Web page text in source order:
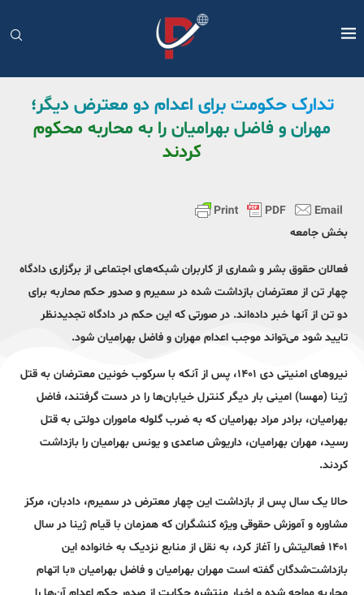
تدارک حکومت برای اعدام دو معترض دیگر؛
مهران و فاضل بهرامیان را به محاربه محکوم
کردند
بخش جامعه
فعالان حقوق بشر و شماری از کاربران شبکه‌های اجتماعی از برگزاری دادگاه
چهار تن از معترضان بازداشت شده در سمیرم و صدور حکم محاربه برای
دو تن از آنها خبر داده‌اند. در صورتی که این حکم در دادگاه تجدیدنظر
تایید شود می‌تواند موجب اعدام مهران و فاضل بهرامیان شود.
نیروهای امنیتی دی ۱۴۰۱، پس از آنکه با سرکوب خونین معترضان به قتل
ژینا (مهسا) امینی بار دیگر کنترل خیابان‌ها را در دست گرفتند، فاضل
بهرامیان، برادر مراد بهرامیان که به ضرب گلوله ماموران دولتی به قتل
رسید، مهران بهرامیان، داریوش صاعدی و یونس بهرامیان را بازداشت
کردند.
حالا یک سال پس از بازداشت این چهار معترض در سمیرم، دادبان، مرکز
مشاوره و آموزش حقوقی ویژه کنشگران که همزمان با قیام ژینا در سال
۱۴۰۱ فعالیتش را آغاز کرد، به نقل از منابع نزدیک به خانواده این
بازداشت‌شدگان گفته است مهران بهرامیان و فاضل بهرامیان «با اتهام